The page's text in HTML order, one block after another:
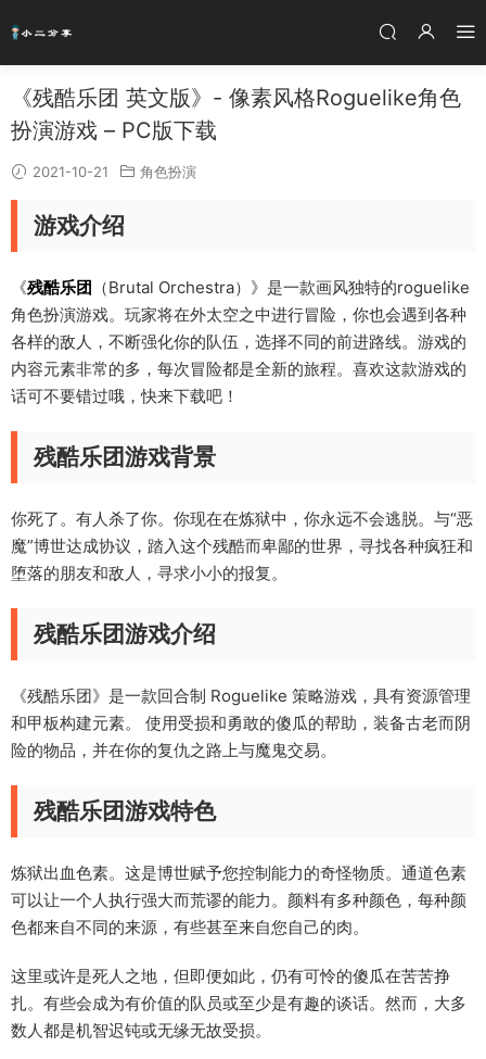
《残酷乐团 英文版》- 像素风格Roguelike角色
扮演游戏 – PC版下载
2021-10-21 角色扮演
游戏介绍
《残酷乐团 （Brutal Orchestra）》是一款画风独特的roguelike
角色扮演游戏。玩家将在外太空之中进行冒险，你也会遇到各种
各样的敌人，不断强化你的队伍，选择不同的前进路线。游戏的
内容元素非常的多，每次冒险都是全新的旅程。喜欢这款游戏的
话可不要错过哦，快来下载吧！
残酷乐团游戏背景
你死了。有人杀了你。你现在在炼狱中，你永远不会逃脱。与“恶
魔”博世达成协议，踏入这个残酷而卑鄙的世界，寻找各种疯狂和
堕落的朋友和敌人，寻求小小的报复。
残酷乐团游戏介绍
《残酷乐团》是一款回合制 Roguelike 策略游戏，具有资源管理
和甲板构建元素。 使用受损和勇敢的傻瓜的帮助，装备古老而阴
险的物品，并在你的复仇之路上与魔鬼交易。
残酷乐团游戏特色
炼狱出血色素。这是博世赋予您控制能力的奇怪物质。通道色素
可以让一个人执行强大而荒谬的能力。颜料有多种颜色，每种颜
色都来自不同的来源，有些甚至来自您自己的肉。
这里或许是死人之地，但即便如此，仍有可怜的傻瓜在苦苦挣
扎。有些会成为有价值的队员或至少是有趣的谈话。然而，大多
数人都是机智迟钝或无缘无故受损。